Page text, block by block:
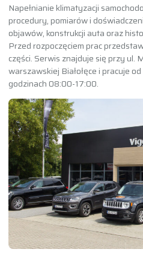
Napełnianie klimatyzacji
procedury, pomiarów i
objawów, konstrukcji auta oraz
Przed rozpoczęciem prac
części. Serwis znajduje się przy ul.
warszawskiej Białołęce i pracuje
godzinach 08:00-17:00.